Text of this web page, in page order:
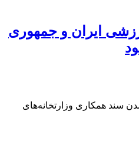
ایران و جمهوری
سند همکاری وزارتخانه‌های